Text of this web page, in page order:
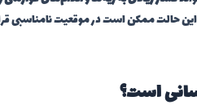
حالت ممکن است در موقعیت نامناسبی
است؟